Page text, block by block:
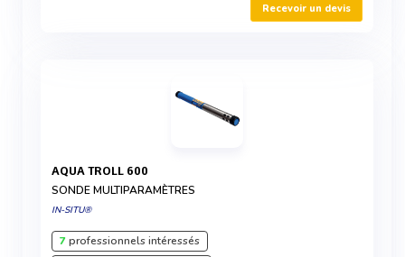
Recevoir un devis
AQUA TROLL 600
SONDE MULTIPARAMÈTRES
IN-SITU®
7professionnels intéressés